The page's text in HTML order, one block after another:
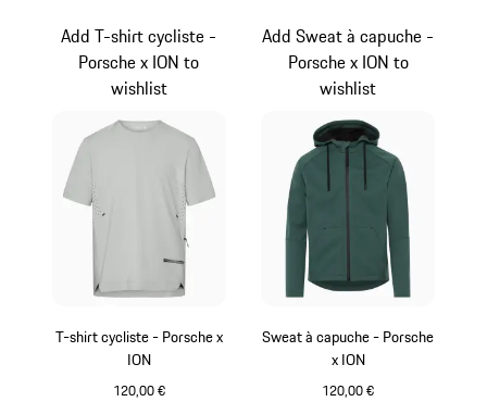
T-shirt cycliste - Porsche x
ION
120,00 €
Add T-shirt cycliste -
Porsche x ION to
wishlist
Sweat à capuche - Porsche
x ION
120,00 €
Add Sweat à capuche -
Porsche x ION to
wishlist